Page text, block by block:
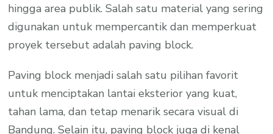
hingga area publik. Salah satu material yang sering
digunakan untuk mempercantik dan memperkuat
proyek tersebut adalah paving block.
Paving block menjadi salah satu pilihan favorit
untuk menciptakan lantai eksterior yang kuat,
tahan lama, dan tetap menarik secara visual di
Bandung. Selain itu, paving block juga di kenal